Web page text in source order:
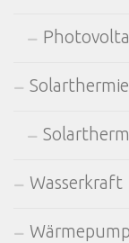
Solarthermie
Wasserkraft